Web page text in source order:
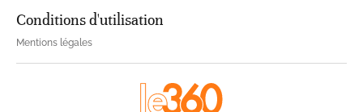
Conditions d'utilisation
Mentions légales